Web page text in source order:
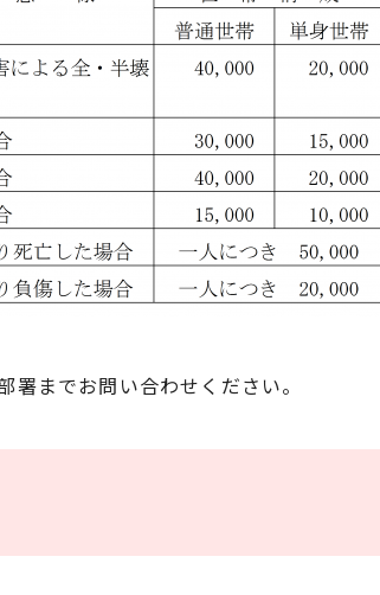
署までお問い合わせください。